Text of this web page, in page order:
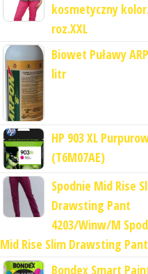
kosmetyczny
roz.XXL
Biowet Puławy
litr
HP 903 XL
(T6M07AE)
Spodnie Mid Rise
Drawsting Pant
4203/Winw/M
Mid Rise Slim Drawsting Pant
Bondex Smart